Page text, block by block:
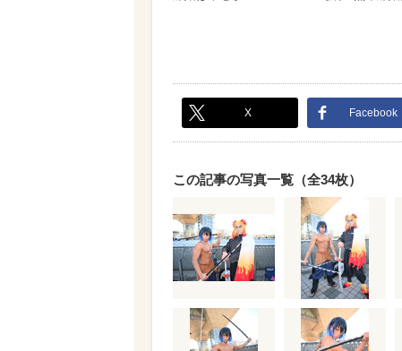
X Facebook
この記事の写真一覧（全34枚）